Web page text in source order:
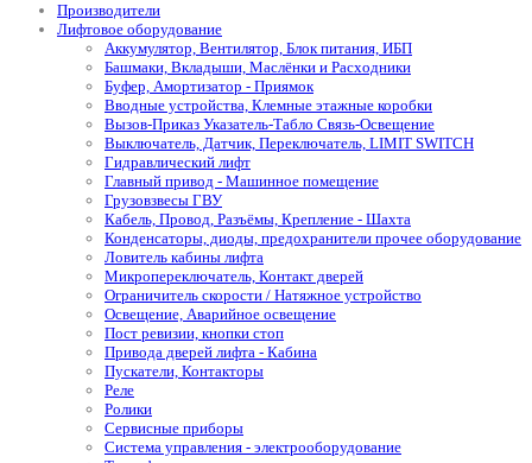
Производители
Лифтовое оборудование
Аккумулятор, Вентилятор, Блок питания, ИБП
Башмаки, Вкладыши, Маслёнки и Расходники
Буфер, Амортизатор - Приямок
Вводные устройства, Клемные этажные коробки
Вызов-Приказ Указатель-Табло Связь-Освещение
Выключатель, Датчик, Переключатель, LIMIT SWITCH
Гидравлический лифт
Главный привод - Машинное помещение
Грузовзвесы ГВУ
Кабель, Провод, Разъёмы, Крепление - Шахта
Конденсаторы, диоды, предохранители прочее оборудование
Ловитель кабины лифта
Микропереключатель, Контакт дверей
Ограничитель скорости / Натяжное устройство
Освещение, Аварийное освещение
Пост ревизии, кнопки стоп
Привода дверей лифта - Кабина
Пускатели, Контакторы
Реле
Ролики
Сервисные приборы
Система управления - электрооборудование